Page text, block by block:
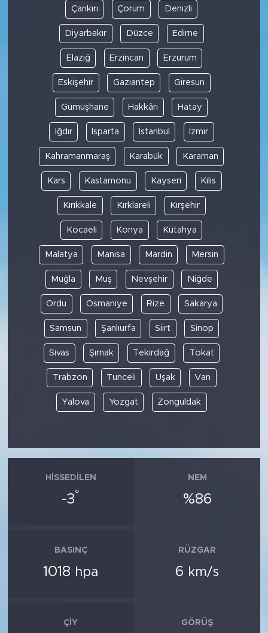
Çankırı Çorum Denizli
Diyarbakır Düzce Edirne
Elazığ Erzincan Erzurum
Eskişehir Gaziantep Giresun
Gümüşhane Hakkâri Hatay
Iğdır Isparta İstanbul İzmir
Kahramanmaraş Karabük Karaman
Kars Kastamonu Kayseri Kilis
Kırıkkale Kırklareli Kırşehir
Kocaeli Konya Kütahya
Malatya Manisa Mardin Mersin
Muğla Muş Nevşehir Niğde
Ordu Osmaniye Rize Sakarya
Samsun Şanlıurfa Siirt Sinop
Sivas Şırnak Tekirdağ Tokat
Trabzon Tunceli Uşak Van
Yalova Yozgat Zonguldak
HISSEDILEN
-3°
NEM
%86
BASINÇ
1018 hpa
RÜZGAR
6 km/s
ÇIY GÖRÜŞ